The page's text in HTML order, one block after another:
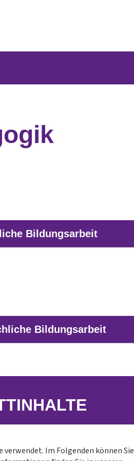
Bildungsarbeit
Bildungsarbeit
Im Folgenden können Sie